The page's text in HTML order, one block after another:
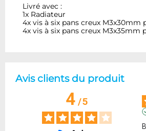
Livré avec :
1x Radiateur
4x vis à six pans creux M3x30mm
4x vis à six pans creux M3x35mm
Avis clients du produit
4/5